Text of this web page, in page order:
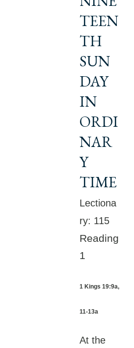
TEEN
TH
SUN
DAY
IN
ORDI
NAR
Y
TIME
Lectiona
ry: 115
Reading
1
1 Kings 19:9a,
11-13a
At the